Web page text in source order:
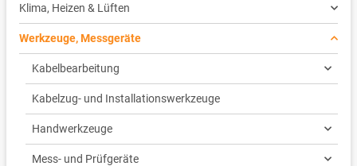
Klima, Heizen & Lüften
Werkzeuge, Messgeräte
Kabelbearbeitung
Kabelzug- und Installationswerkzeuge
Handwerkzeuge
Mess- und Prüfgeräte